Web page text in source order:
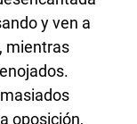
y ven a
mientras
oposición,